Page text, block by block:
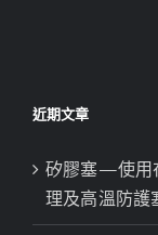
近期文章
矽膠塞—使用
理及高溫防護